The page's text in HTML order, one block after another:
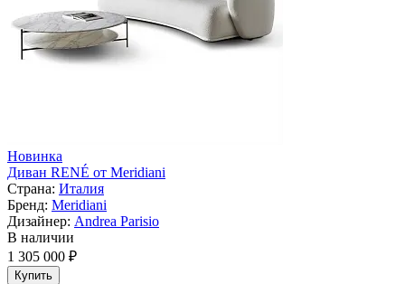
Новинка
Диван RENÉ от Meridiani
Страна: Италия
Бренд: Meridiani
Дизайнер: Andrea Parisio
В наличии
1 305 000 ₽
Купить